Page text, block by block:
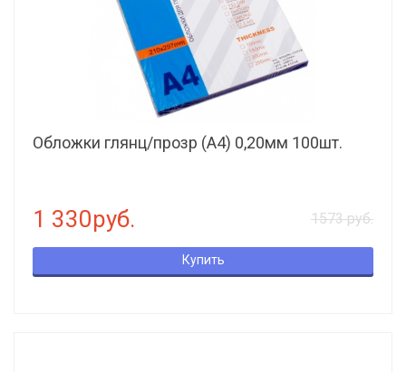
Обложки глянц/прозр (А4) 0,20мм 100шт.
1 330руб. 1573 руб.
Купить